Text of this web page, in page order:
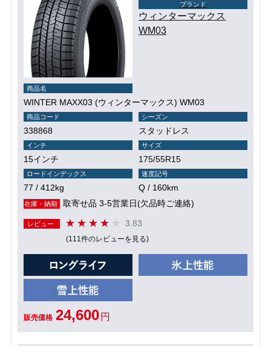
ブランド
ウィンターマックス
WM03
商品名
WINTER MAXX03 (ウィンターマックス) WM03
商品コード
338868
シーズン
スタッドレス
インチ
15インチ
サイズ
175/55R15
ロードインデックス
77 / 412kg
速度記号
Q / 160km
在庫・納期 取寄せ品 3-5営業日(欠品時ご連絡)
レビュー 3.83
(111件のレビューを見る)
販売価格 24,600 円